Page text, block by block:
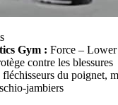
Gym : Force –
contre les blessures
fléchisseurs du poignet,
jambiers